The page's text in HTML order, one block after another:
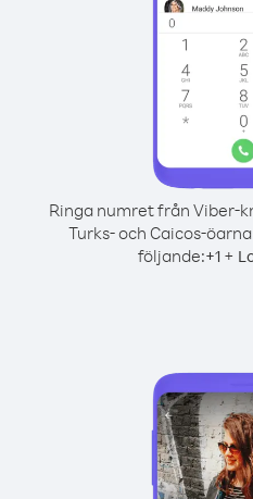
Ringa numret från Viber-
Turks- och Caicos-
följande:+1+